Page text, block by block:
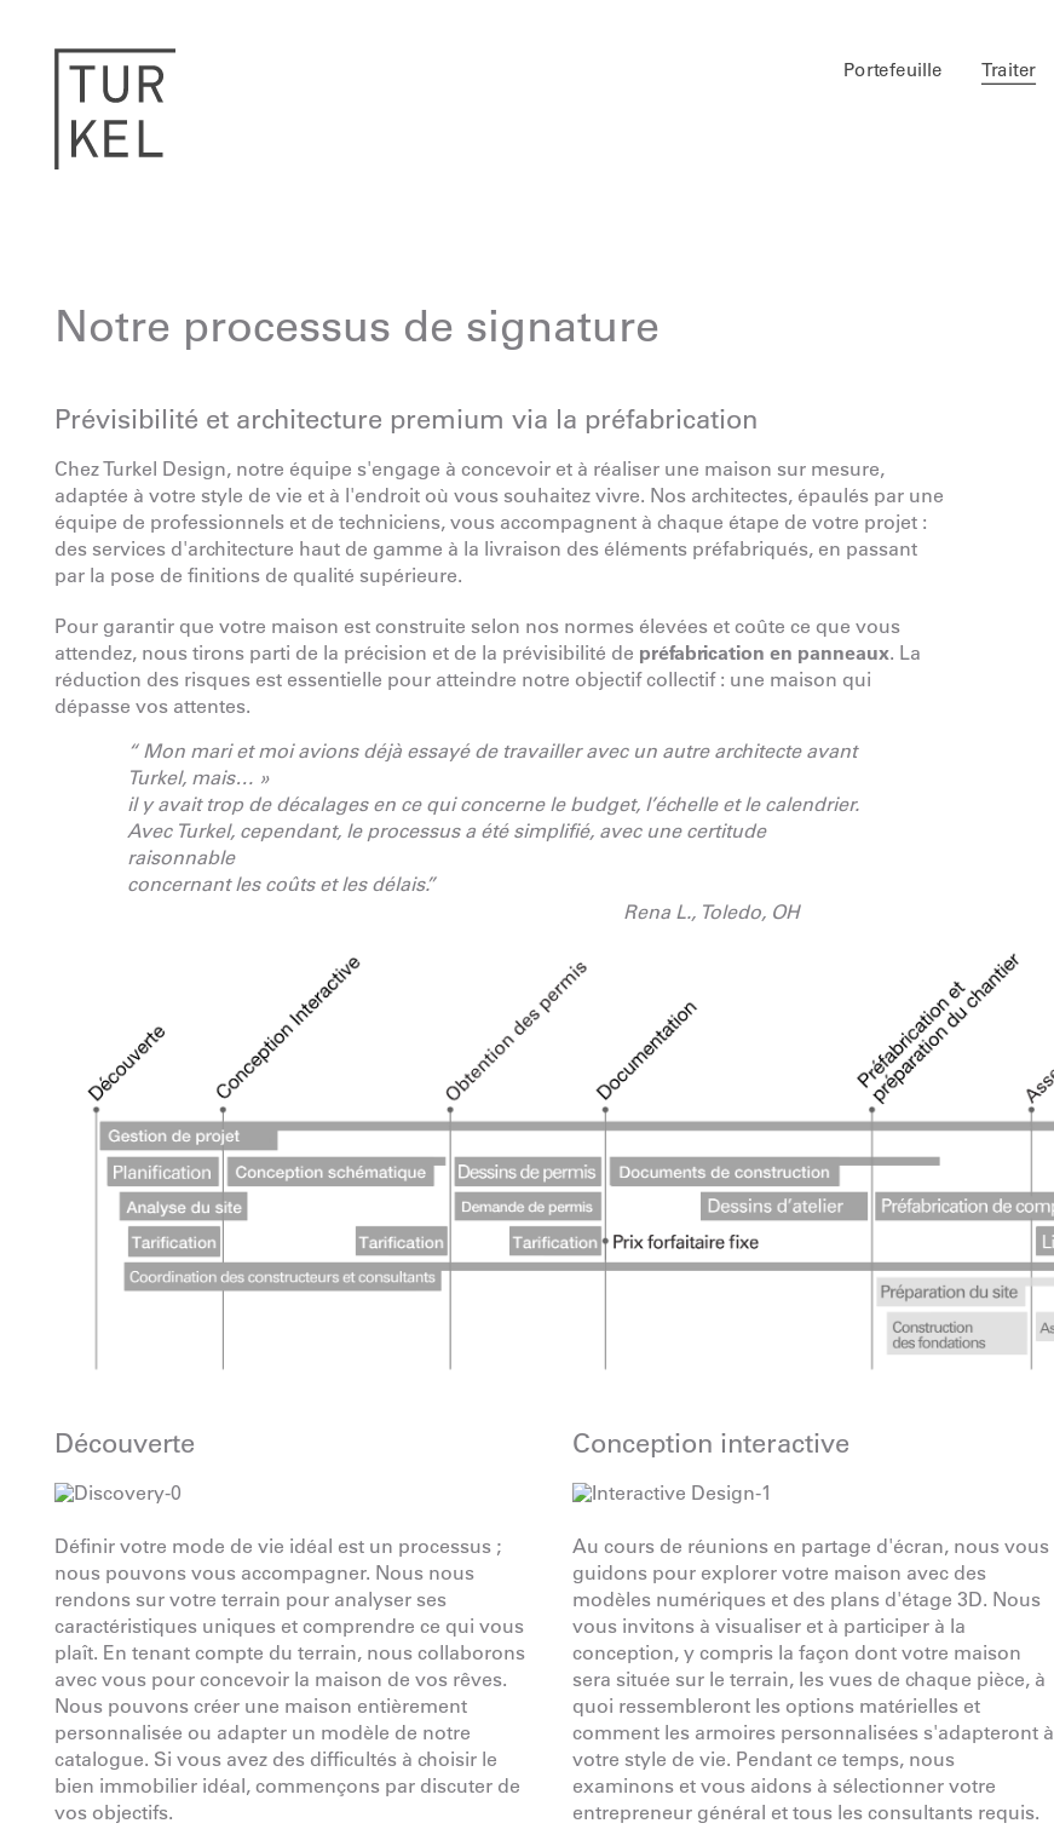
Portefeuille Traiter
Notre processus de signature
Prévisibilité et architecture premium via la préfabrication
Chez Turkel Design, notre équipe s'engage à concevoir et à réaliser une maison sur mesure,
adaptée à votre style de vie et à l'endroit où vous souhaitez vivre. Nos architectes, épaulés par une
équipe de professionnels et de techniciens, vous accompagnent à chaque étape de votre projet :
des services d'architecture haut de gamme à la livraison des éléments préfabriqués, en passant
par la pose de finitions de qualité supérieure.
Pour garantir que votre maison est construite selon nos normes élevées et coûte ce que vous
attendez, nous tirons parti de la précision et de la prévisibilité de préfabrication en panneaux. La
réduction des risques est essentielle pour atteindre notre objectif collectif : une maison qui
dépasse vos attentes.
“ Mon mari et moi avions déjà essayé de travailler avec un autre architecte avant
Turkel, mais… »
il y avait trop de décalages en ce qui concerne le budget, l’échelle et le calendrier.
Avec Turkel, cependant, le processus a été simplifié, avec une certitude
raisonnable
concernant les coûts et les délais.”
Rena L., Toledo, OH
Découverte
Définir votre mode de vie idéal est un processus ;
nous pouvons vous accompagner. Nous nous
rendons sur votre terrain pour analyser ses
caractéristiques uniques et comprendre ce qui vous
plaît. En tenant compte du terrain, nous collaborons
avec vous pour concevoir la maison de vos rêves.
Nous pouvons créer une maison entièrement
personnalisée ou adapter un modèle de notre
catalogue. Si vous avez des difficultés à choisir le
bien immobilier idéal, commençons par discuter de
vos objectifs.
Conception interactive
Au cours de réunions en partage d'écran, nous vous
guidons pour explorer votre maison avec des
modèles numériques et des plans d'étage 3D. Nous
vous invitons à visualiser et à participer à la
conception, y compris la façon dont votre maison
sera située sur le terrain, les vues de chaque pièce, à
quoi ressembleront les options matérielles et
comment les armoires personnalisées s'adapteront à
votre style de vie. Pendant ce temps, nous
examinons et vous aidons à sélectionner votre
entrepreneur général et tous les consultants requis.